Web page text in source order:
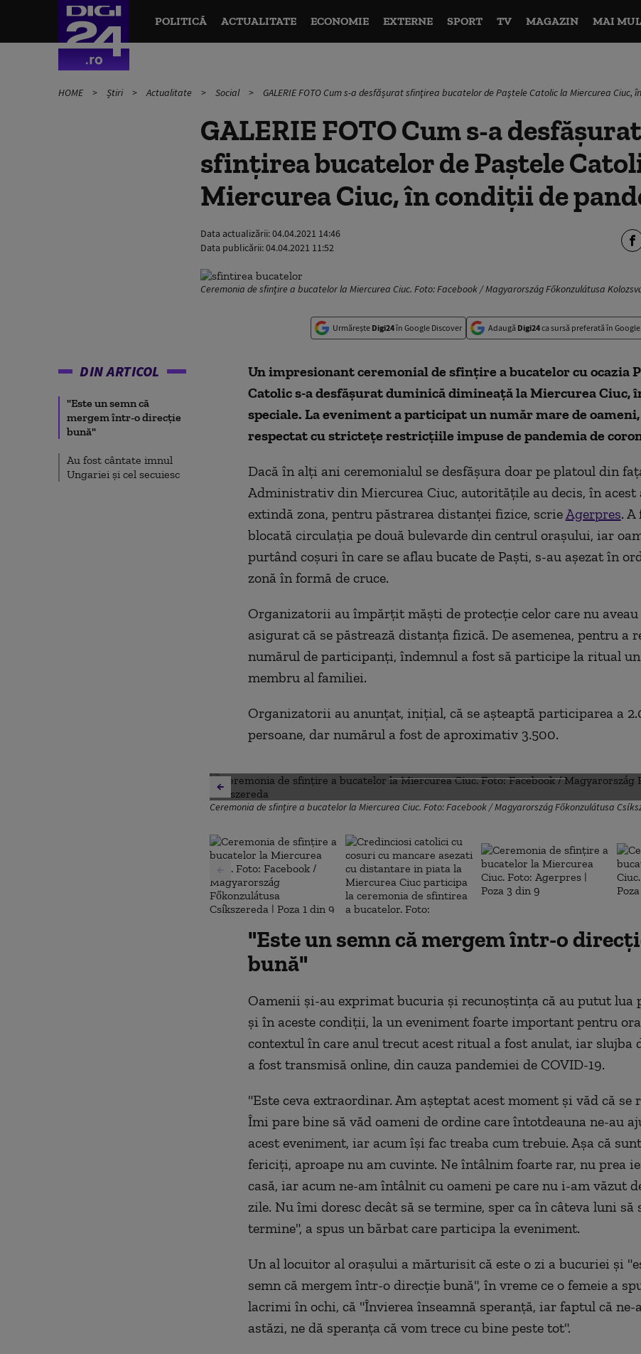
POLITICĂ ACTUALITATE ECONOMIE EXTERNE SPORT TV MAGAZIN MAI
HOME Știri Actualitate Social GALERIE FOTO Cum s-a desfășurat sfinţirea bucatelor de Paştele Catolic la Miercurea Ciuc,
GALERIE FOTO Cum s-a desfășurat
sfinţirea bucatelor de Paştele
Miercurea Ciuc, în condiţii de
Data actualizării:04.04.2021 14:46
Data publicării:04.04.2021 11:52
Ceremonia de sfințire a bucatelor la Miercurea Ciuc. Foto: Facebook / Magyarország Főkonzulátusa
Urmărește Digi24în Google Discover Adaugă Digi24ca sursă preferată în Google
DIN ARTICOL
"Este un semn că
mergem într-o direcţie
bună"
Au fost cântate imnul
Ungariei şi cel secuiesc
Un impresionant ceremonial de sfinţire a bucatelor cu ocazia
Catolic s-a desfăşurat duminică dimineaţă la Miercurea Ciuc,
speciale. La eveniment a participat un număr mare de oameni,
respectat cu strictețe restricţiile impuse de pandemia de
Dacă în alţi ani ceremonialul se desfăşura doar pe platoul din
Administrativ din Miercurea Ciuc, autorităţile au decis, în acest
extindă zona, pentru păstrarea distanţei fizice, scrieAgerpres. A
blocată circulaţia pe două bulevarde din centrul oraşului, iar
purtând coşuri în care se aflau bucate de Paşti, s-au aşezat în
zonă în formă de cruce.
Organizatorii au împărţit măşti de protecţie celor care nu aveau
asigurat că se păstrează distanţa fizică. De asemenea, pentru a
numărul de participanţi, îndemnul a fost să participe la ritual
membru al familiei.
Organizatorii au anunţat, iniţial, că se aşteaptă participarea a
persoane, dar numărul a fost de aproximativ 3.500.
Ceremonia de sfințire a bucatelor la Miercurea Ciuc. Foto: Facebook / Magyarország Főkonzulátusa
"Este un semn că mergem într-o
bună"
Oamenii şi-au exprimat bucuria şi recunoştinţa că au putut lua
şi în aceste condiţii, la un eveniment foarte important pentru
contextul în care anul trecut acest ritual a fost anulat, iar slujba
a fost transmisă online, din cauza pandemiei de COVID-19.
"Este ceva extraordinar. Am aşteptat acest moment şi văd că se
Îmi pare bine să văd oameni de ordine care întotdeauna ne-au
acest eveniment, iar acum îşi fac treaba cum trebuie. Aşa că
fericiţi, aproape nu am cuvinte. Ne întâlnim foarte rar, nu prea
casă, iar acum ne-am întâlnit cu oameni pe care nu i-am văzut
zile. Nu îmi doresc decât să se termine, sper ca în câteva luni să
termine", a spus un bărbat care participa la eveniment.
Un al locuitor al oraşului a mărturisit că este o zi a bucuriei şi
semn că mergem într-o direcţie bună", în vreme ce o femeie a
lacrimi în ochi, că "Învierea înseamnă speranţă, iar faptul că
astăzi, ne dă speranţa că vom trece cu bine peste tot".